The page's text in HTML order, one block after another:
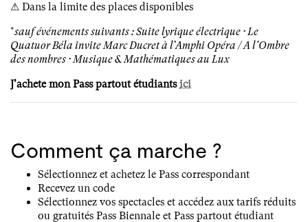
⚠ Dans la limite des places disponibles
*sauf événements suivants : Suite lyrique électrique · Le
Quatuor Béla invite Marc Ducret à l’Amphi Opéra / A l'Ombre
des nombres · Musique & Mathématiques au Lux
J'achete mon Pass partout étudiantsici
Comment ça marche ?
Sélectionnez et achetez le Pass correspondant
Recevez un code
Sélectionnez vos spectacles et accédez aux tarifs réduits
ou gratuités Pass Biennale et Pass partout étudiant